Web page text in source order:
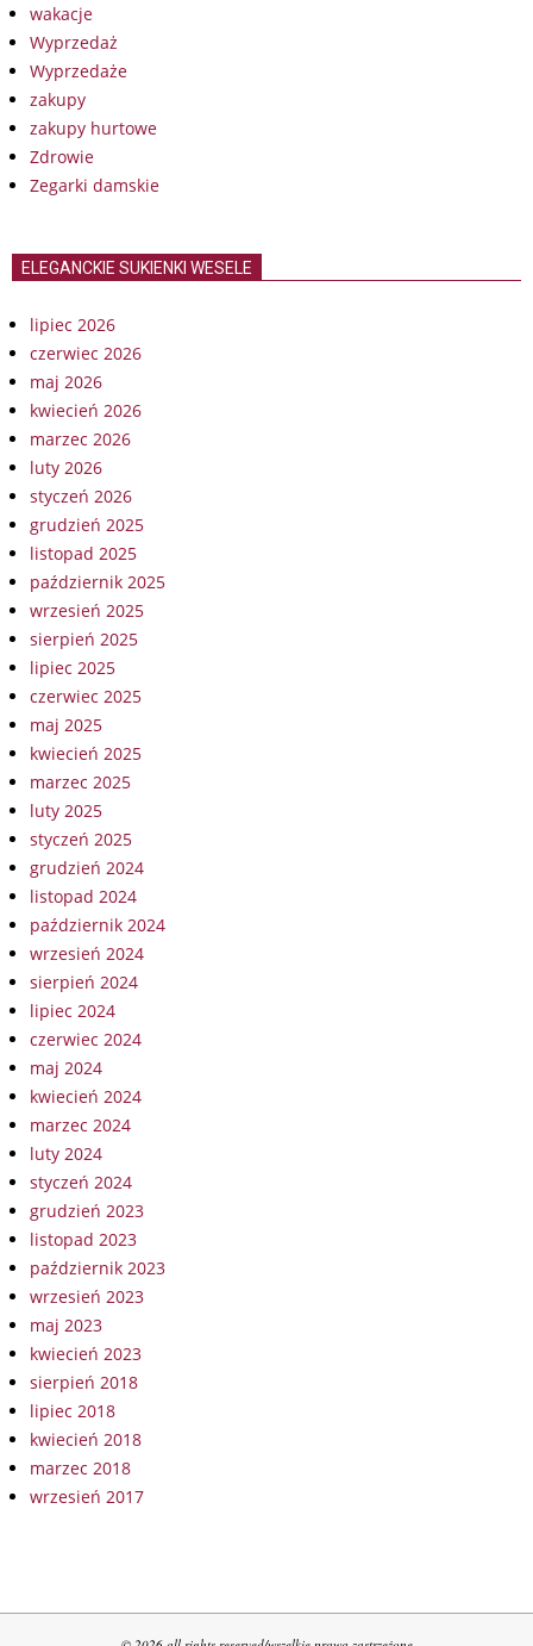
wakacje
Wyprzedaż
Wyprzedaże
zakupy
zakupy hurtowe
Zdrowie
Zegarki damskie
ELEGANCKIE SUKIENKI WESELE
lipiec 2026
czerwiec 2026
maj 2026
kwiecień 2026
marzec 2026
luty 2026
styczeń 2026
grudzień 2025
listopad 2025
październik 2025
wrzesień 2025
sierpień 2025
lipiec 2025
czerwiec 2025
maj 2025
kwiecień 2025
marzec 2025
luty 2025
styczeń 2025
grudzień 2024
listopad 2024
październik 2024
wrzesień 2024
sierpień 2024
lipiec 2024
czerwiec 2024
maj 2024
kwiecień 2024
marzec 2024
luty 2024
styczeń 2024
grudzień 2023
listopad 2023
październik 2023
wrzesień 2023
maj 2023
kwiecień 2023
sierpień 2018
lipiec 2018
kwiecień 2018
marzec 2018
wrzesień 2017